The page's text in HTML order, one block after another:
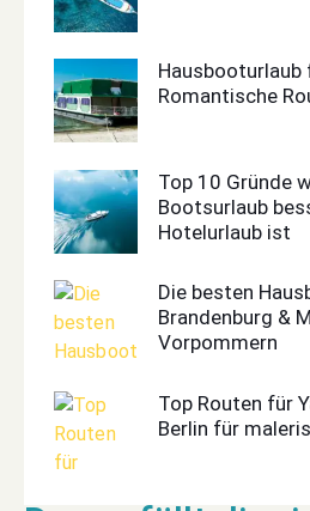
Hausbooturlaub
Romantische
Top 10 Gründe
Bootsurlaub
Hotelurlaub ist
Die besten
Brandenburg &
Vorpommern
Top Routen für
Berlin für